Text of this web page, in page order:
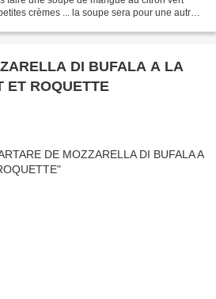
crèmes ... la soupe sera pour une autre
DI BUFALA A LA
ET ROQUETTE